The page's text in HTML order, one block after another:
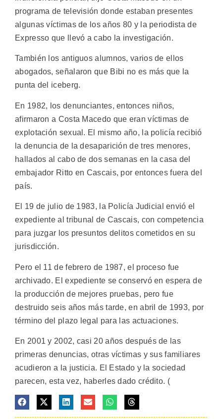
programa de televisión donde estaban presentes
algunas víctimas de los años 80 y la periodista de
Expresso que llevó a cabo la investigación.
También los antiguos alumnos, varios de ellos
abogados, señalaron que Bibi no es más que la
punta del iceberg.
En 1982, los denunciantes, entonces niños,
afirmaron a Costa Macedo que eran víctimas de
explotación sexual. El mismo año, la policía recibió
la denuncia de la desaparición de tres menores,
hallados al cabo de dos semanas en la casa del
embajador Ritto en Cascais, por entonces fuera del
país.
El 19 de julio de 1983, la Policía Judicial envió el
expediente al tribunal de Cascais, con competencia
para juzgar los presuntos delitos cometidos en su
jurisdicción.
Pero el 11 de febrero de 1987, el proceso fue
archivado. El expediente se conservó en espera de
la producción de mejores pruebas, pero fue
destruido seis años más tarde, en abril de 1993, por
término del plazo legal para las actuaciones.
En 2001 y 2002, casi 20 años después de las
primeras denuncias, otras víctimas y sus familiares
acudieron a la justicia. El Estado y la sociedad
parecen, esta vez, haberles dado crédito. (